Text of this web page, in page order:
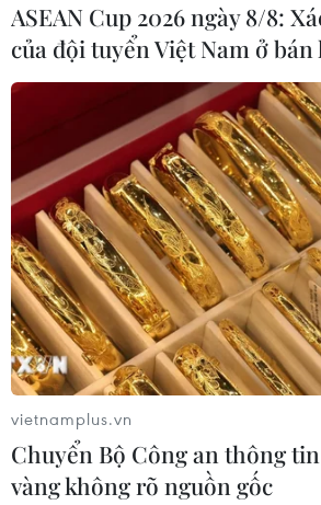
Hoàn thiện thể chế pháp
đấu thầu, thuế và quản lý
06/06/2025 11:39
Các đơn vị sự nghiệp công lập tự
chi thường xuyên vẫn phải tuân thủ
ASEAN Cup 2026 ngày 8/8:
của đội tuyển Việt Nam ở bán
vietnamplus.vn
Chuyển Bộ Công an thông
vàng không rõ nguồn gốc